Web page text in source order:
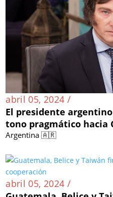
abril 05, 2024 /
El presidente
tono pragmático hacia
Argentina 🇦🇷
abril 05, 2024 /